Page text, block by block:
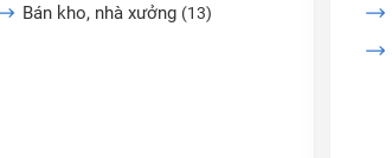
Bán kho, nhà xưởng (13)